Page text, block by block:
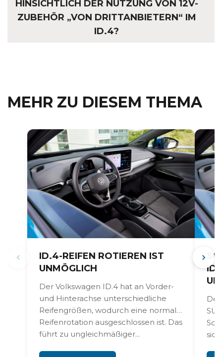
HINSICHTLICH DER NUTZUNG VON 12V-
ZUBEHÖR „VON DRITTANBIETERN“ IM
ID.4?
MEHR ZU DIESEM THEMA
ID.4-REIFEN ROTIEREN IST
UNMÖGLICH
Der Volkswagen ID.4 hat an Vorder-
und Hinterachse unterschiedliche
Reifengrößen, wodurch eine normale
Reifenrotation ausgeschlossen ist. Das
führt zu ungleichmäßiger...